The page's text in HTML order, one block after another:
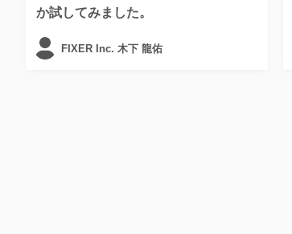
か試してみました。
FIXER Inc. 木下 龍佑